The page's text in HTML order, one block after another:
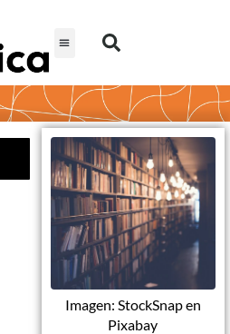
Imagen: StockSnap en
Pixabay